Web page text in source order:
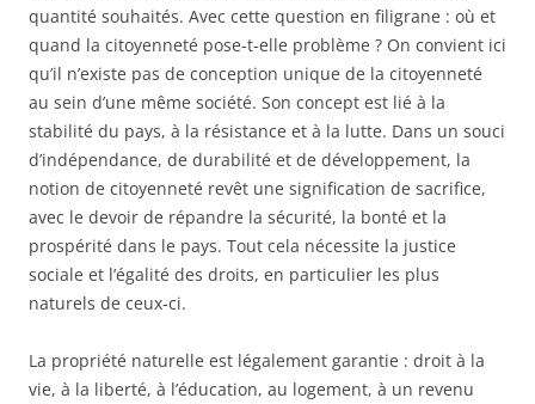
quantité souhaités. Avec cette question en filigrane : où et
quand la citoyenneté pose-t-elle problème ? On convient ici
qu’il n’existe pas de conception unique de la citoyenneté
au sein d’une même société. Son concept est lié à la
stabilité du pays, à la résistance et à la lutte. Dans un souci
d’indépendance, de durabilité et de développement, la
notion de citoyenneté revêt une signification de sacrifice,
avec le devoir de répandre la sécurité, la bonté et la
prospérité dans le pays. Tout cela nécessite la justice
sociale et l’égalité des droits, en particulier les plus
naturels de ceux-ci.
La propriété naturelle est légalement garantie : droit à la
vie, à la liberté, à l’éducation, au logement, à un revenu